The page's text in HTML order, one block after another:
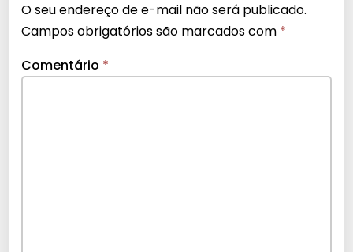
O seu endereço de e-mail não será publicado.
Campos obrigatórios são marcados com *
Comentário *